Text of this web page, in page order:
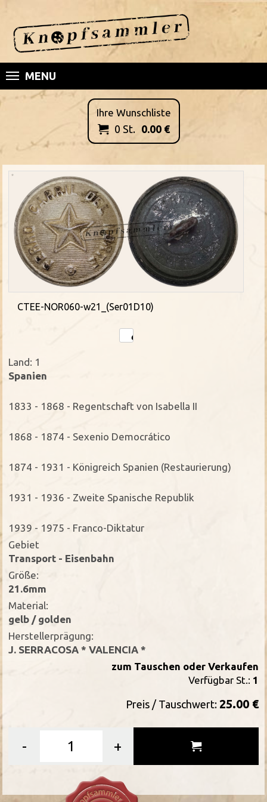
MENU
Ihre Wunschliste
 0 St. 0.00€
CTEE-NOR060-w21_(Ser01D10)
Land: 1
Spanien
1833 - 1868 - Regentschaft von Isabella II
1868 - 1874 - Sexenio Democrático
1874 - 1931 - Königreich Spanien (Restaurierung)
1931 - 1936 - Zweite Spanische Republik
1939 - 1975 - Franco-Diktatur
Gebiet
Transport - Eisenbahn
Größe:
21.6mm
Material:
gelb / golden
Herstellerprägung:
J. SERRACOSA * VALENCIA *
zum Tauschen oder Verkaufen
Verfügbar St.: 1
Preis / Tauschwert: 25.00 €
- +